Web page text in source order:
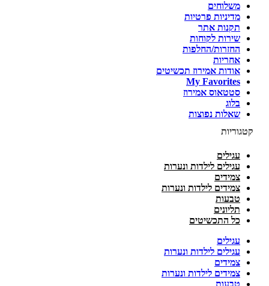
משלוחים
מדיניות פרטיות
תקנות אתר
שירות לקוחות
החזרות/החלפות
אחריות
אודות אמירוז תכשיטים
My Favorites
סטטאוס אמירוז
בלוג
שאלות נפוצות
קטגוריות
עגילים
עגילים לילדות ונערות
צמידים
צמידים לילדות ונערות
טבעות
תליונים
כל התכשיטים
עגילים
עגילים לילדות ונערות
צמידים
צמידים לילדות ונערות
טבעות